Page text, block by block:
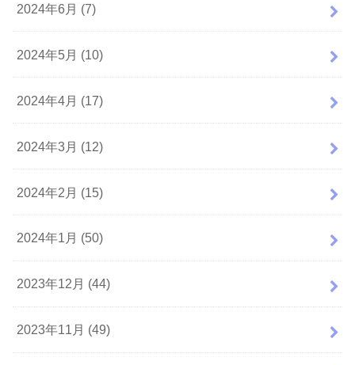
2024年6月 (7)
2024年5月 (10)
2024年4月 (17)
2024年3月 (12)
2024年2月 (15)
2024年1月 (50)
2023年12月 (44)
2023年11月 (49)